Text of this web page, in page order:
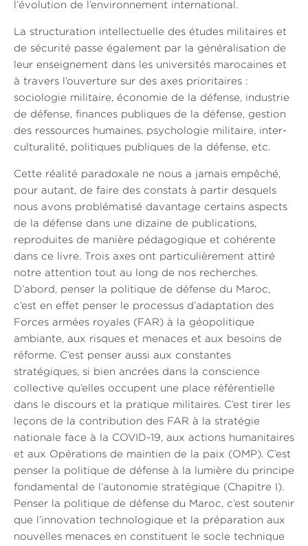
l’évolution de l’environnement international.
La structuration intellectuelle des études militaires et
de sécurité passe également par la généralisation de
leur enseignement dans les universités marocaines et
à travers l’ouverture sur des axes prioritaires :
sociologie militaire, économie de la défense, industrie
de défense, finances publiques de la défense, gestion
des ressources humaines, psychologie militaire, inter-
culturalité, politiques publiques de la défense, etc.
Cette réalité paradoxale ne nous a jamais empêché,
pour autant, de faire des constats à partir desquels
nous avons problématisé davantage certains aspects
de la défense dans une dizaine de publications,
reproduites de manière pédagogique et cohérente
dans ce livre. Trois axes ont particulièrement attiré
notre attention tout au long de nos recherches.
D’abord, penser la politique de défense du Maroc,
c’est en effet penser le processus d’adaptation des
Forces armées royales (FAR) à la géopolitique
ambiante, aux risques et menaces et aux besoins de
réforme. C’est penser aussi aux constantes
stratégiques, si bien ancrées dans la conscience
collective qu’elles occupent une place référentielle
dans le discours et la pratique militaires. C’est tirer les
leçons de la contribution des FAR à la stratégie
nationale face à la COVID-19, aux actions humanitaires
et aux Opérations de maintien de la paix (OMP). C’est
penser la politique de défense à la lumière du principe
fondamental de l’autonomie stratégique (Chapitre I).
Penser la politique de défense du Maroc, c’est soutenir
que l’innovation technologique et la préparation aux
nouvelles menaces en constituent le socle technique